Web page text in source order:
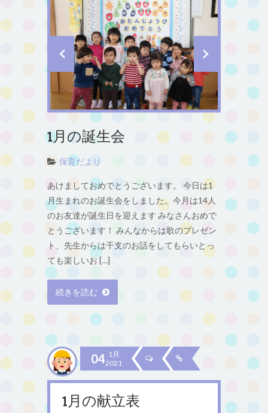
1月の誕生会
保育だより
あけましておめでとうございます。 今日は1
月生まれのお誕生会をしました。今月は14人
のお友達が誕生日を迎えます みなさんおめで
とうございます！ みんなからは歌のプレゼン
ト、先生からは干支のお話をしてもらいとっ
ても楽しいお […]
続きを読む
04 1月
2021
1月の献立表